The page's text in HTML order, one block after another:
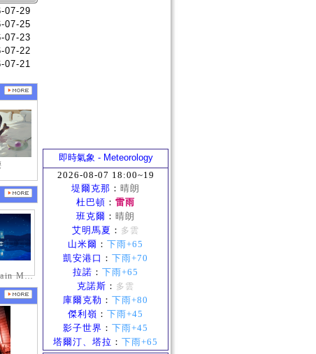
07-29
07-25
07-23
07-22
07-21
mabinogi_Emain Macha_2000-0600_1
即時氣象 - Meteorology
2026-08-07 18:00~19
堤爾克那 ： 晴朗
杜巴頓 ： 雷雨
班克爾 ： 晴朗
艾明馬夏 ： 多雲
山米爾 ： 下雨+65
凱安港口 ： 下雨+70
拉諾 ： 下雨+65
克諾斯 ： 多雲
庫爾克勒 ： 下雨+80
傑利嶺 ： 下雨+45
影子世界 ： 下雨+45
塔爾汀、塔拉 ： 下雨+65